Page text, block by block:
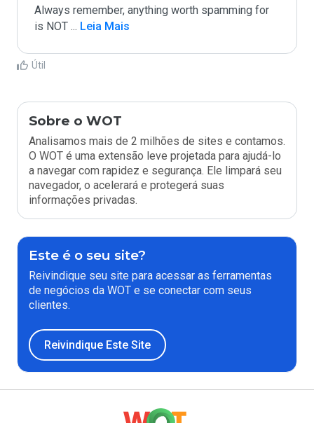
Always remember, anything worth spamming for
is NOT ... Leia Mais
Útil
Sobre o WOT
Analisamos mais de 2 milhões de sites e contamos.
O WOT é uma extensão leve projetada para ajudá-lo
a navegar com rapidez e segurança. Ele limpará seu
navegador, o acelerará e protegerá suas
informações privadas.
Este é o seu site?
Reivindique seu site para acessar as ferramentas
de negócios da WOT e se conectar com seus
clientes.
Reivindique Este Site